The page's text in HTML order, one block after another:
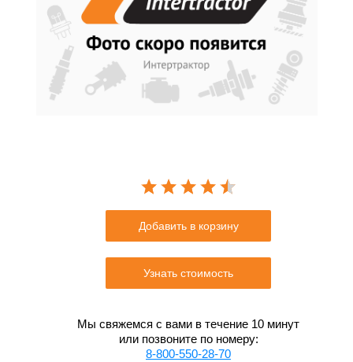
Добавить в корзину
Узнать стоимость
Мы свяжемся с вами в течение 10 минут
или позвоните по номеру:
8-800-550-28-70